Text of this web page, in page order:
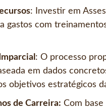
: Investir em
gastos com
: O processo
em dados
objetivos estratégicos
de Carreira: Com